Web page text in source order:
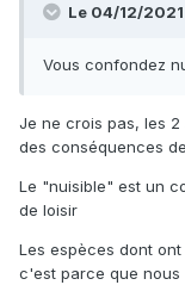
Le 04/12/
Vous confondez
Je ne crois pas, les
des conséquences
Le "nuisible" est un
de loisir
Les espèces dont
c'est parce que